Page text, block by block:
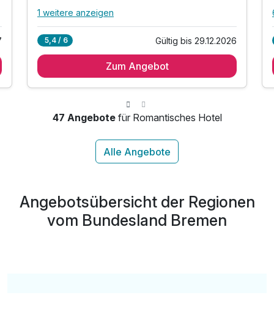
Alle Inklusivleistungen
inkl. Nutzung W-Lan
1 weitere anzeigen
5,4 / 6 Gültig bis 29.12.2026
Zum Angebot
47 Angebotefür Romantisches Hotel
Angebotsübersicht der Regionen
vom Bundesland Bremen